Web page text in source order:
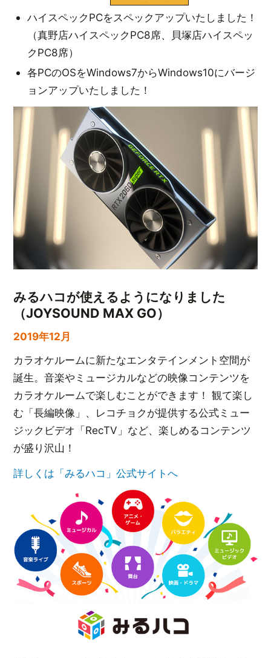
ハイスペックPCをスペックアップいたしました！
（真野店ハイスペックPC8席、貝塚店ハイスペッ
クPC8席）
各PCのOSをWindows7からWindows10にバージ
ョンアップいたしました！
みるハコが使えるようになりました
（JOYSOUND MAX GO）
2019年12月
カラオケルームに新たなエンタテインメント空間が
誕生。音楽やミュージカルなどの映像コンテンツを
カラオケルームで楽しむことができます！ 観て楽し
む「長編映像」、レコチョクが提供する公式ミュー
ジックビデオ「RecTV」など、楽しめるコンテンツ
が盛り沢山！
詳しくは「みるハコ」公式サイトへ